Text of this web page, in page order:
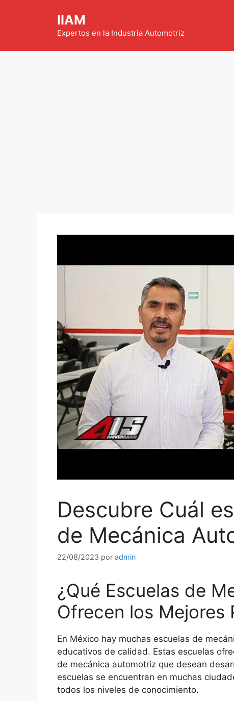
IIAM
Expertos en la Industria Automotriz
Descubre Cuál
de Mecánica
22/08/2023 por admin
¿Qué Escuelas de
Ofrecen los Mejores
En México hay muchas escuelas de
educativos de calidad. Estas escuelas
de mecánica automotriz que desean
escuelas se encuentran en muchas
todos los niveles de conocimiento.